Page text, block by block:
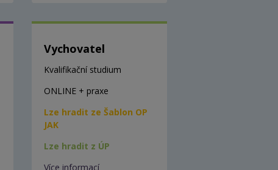
Vychovatel
Kvalifikační studium
ONLINE + praxe
Lze hradit ze Šablon OP
JAK
Lze hradit z ÚP
Více informací